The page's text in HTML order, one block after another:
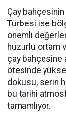
Çay
Türbesi ise
önemli
huzurlu ortam
çay bahçesine
ötesinde
dokusu, serin
bu tarihi
tamamlıyor.